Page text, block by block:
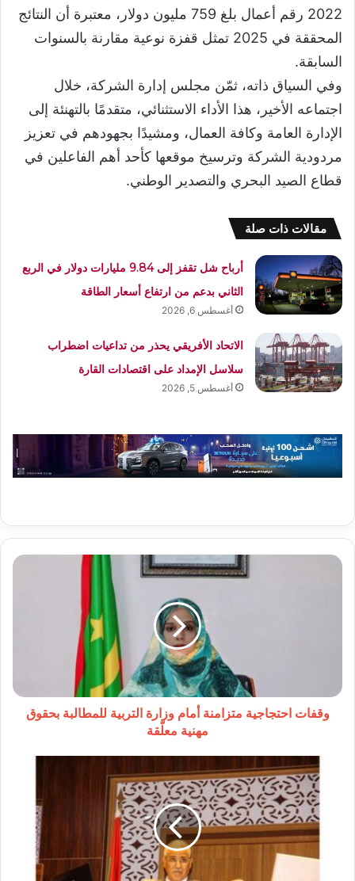
2022 رقم أعمال بلغ 759 مليون دولار، معتبرة أن النتائج
المحققة في 2025 تمثل قفزة نوعية مقارنة بالسنوات
السابقة.
وفي السياق ذاته، ثمّن مجلس إدارة الشركة، خلال
اجتماعه الأخير، هذا الأداء الاستثنائي، متقدمًا بالتهنئة إلى
الإدارة العامة وكافة العمال، ومشيدًا بجهودهم في تعزيز
مردودية الشركة وترسيخ موقعها كأحد أهم الفاعلين في
قطاع الصيد البحري والتصدير الوطني.
مقالات ذات صلة
أرباح شل تقفز إلى 9.84 مليارات دولار في الربع
الثاني بدعم من ارتفاع أسعار الطاقة
أغسطس 6, 2026
الاتحاد الأفريقي يحذر من تداعيات اضطراب
سلاسل الإمداد على اقتصادات القارة
أغسطس 5, 2026
وقفات
مهنية
معلّقةوقفات احتجاجية متزامنة أمام وزارة التربية للمطالبة بحقوق
مهنية معلّقة
البرلمان
الموريتاني
يناقش
ويصوّت
مشروع
قانون